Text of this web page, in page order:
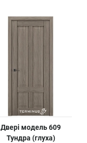
Двері модель 609
Тундра (глуха)